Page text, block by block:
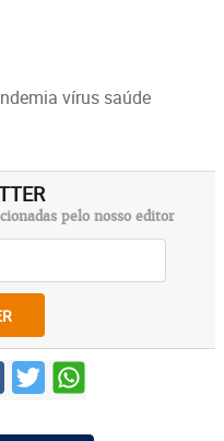
vírus saúde
pelo nosso editor